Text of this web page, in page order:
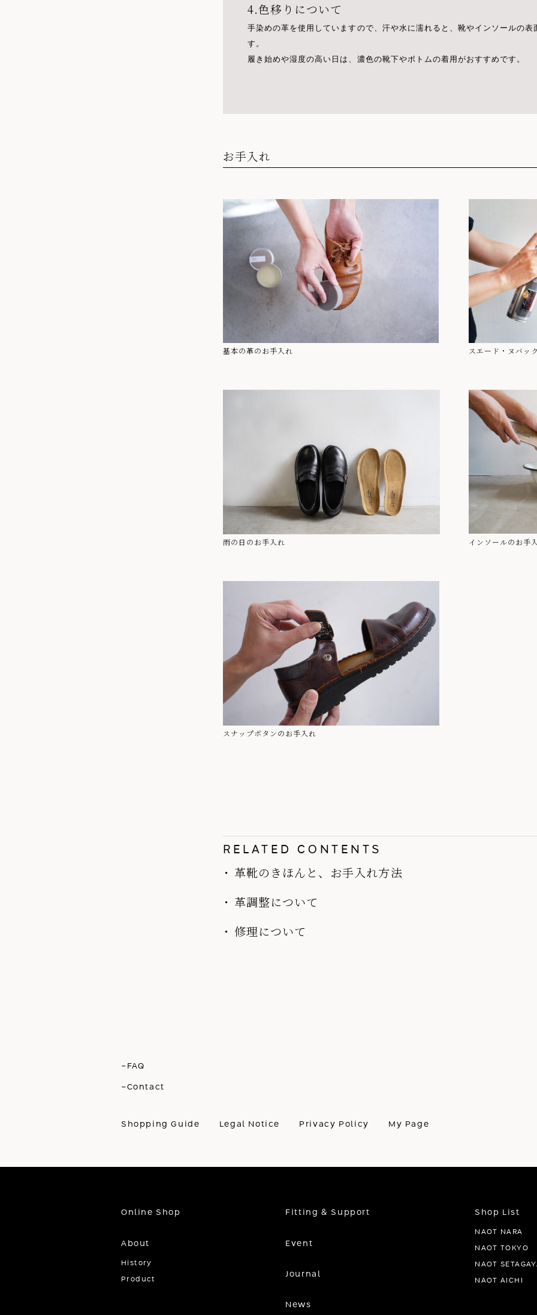
4.色移りについて
手染めの革を使用していますので、汗や水に濡れると、靴やインソールの
す。
履き始めや湿度の高い日は、濃色の靴下やボトムの着用がおすすめです。
お手入れ
基本の革のお手入れ スエード・ヌバッ
雨の日のお手入れ インソールのお手
スナップボタンのお手入れ
RELATED CONTENTS
革靴のきほんと、お手入れ方法
革調整について
修理について
-FAQ
-Contact
Shopping Guide Legal Notice Privacy Policy My Page
Online Shop
About
History
Product
Fitting & Support
Event
Journal
News
Shop List
NAOT NARA
NAOT TOKYO
NAOT
NAOT AICHI